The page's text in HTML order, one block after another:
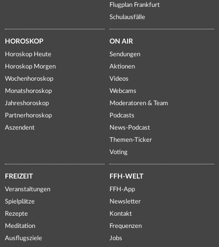
Flugplan Frankfurt
Schulausfälle
HOROSKOP
Horoskop Heute
Horoskop Morgen
Wochenhoroskop
Monatshoroskop
Jahreshoroskop
Partnerhoroskop
Aszendent
ON AIR
Sendungen
Aktionen
Videos
Webcams
Moderatoren & Team
Podcasts
News-Podcast
Themen-Ticker
Voting
FREIZEIT
Veranstaltungen
Spielplätze
Rezepte
Meditation
Ausflugsziele
FFH-WELT
FFH-App
Newsletter
Kontakt
Frequenzen
Jobs